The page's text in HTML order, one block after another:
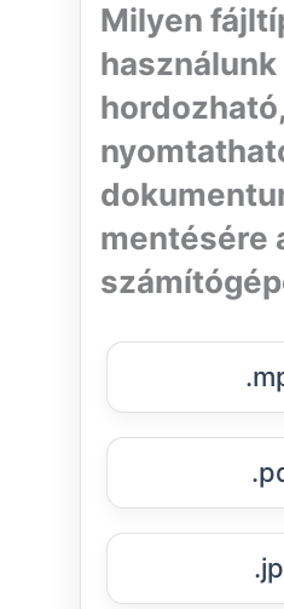
Milyen
hordozható,
mentésére